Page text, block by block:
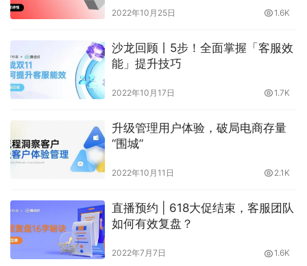
2022年10月25日 1.6K
沙龙回顾丨5步！全面掌握「客服效
能」提升技巧
2022年10月17日 1.7K
升级管理用户体验，破局电商存量
“围城”
2022年10月11日 2.1K
直播预约 | 618大促结束，客服团队
如何有效复盘？
2022年7月7日 1.6K